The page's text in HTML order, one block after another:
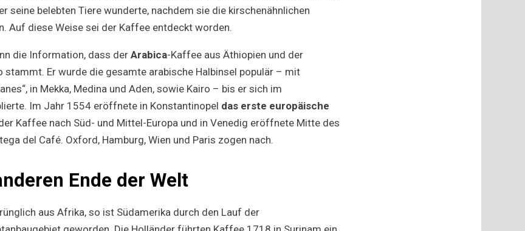
seine belebten Tiere wunderte, nachdem sie die kirschenähnlichen
Auf diese Weise sei der Kaffee entdeckt worden.
die Information, dass der Arabica-Kaffee aus Äthiopien und der
stammt. Er wurde die gesamte arabische Halbinsel populär – mit
in Mekka, Medina und Aden, sowie Kairo – bis er sich im
Im Jahr 1554 eröffnete in Konstantinopel das erste europäische
Kaffee nach Süd- und Mittel-Europa und in Venedig eröffnete Mitte des
del Café. Oxford, Hamburg, Wien und Paris zogen nach.
Ende der Welt
aus Afrika, so ist Südamerika durch den Lauf der